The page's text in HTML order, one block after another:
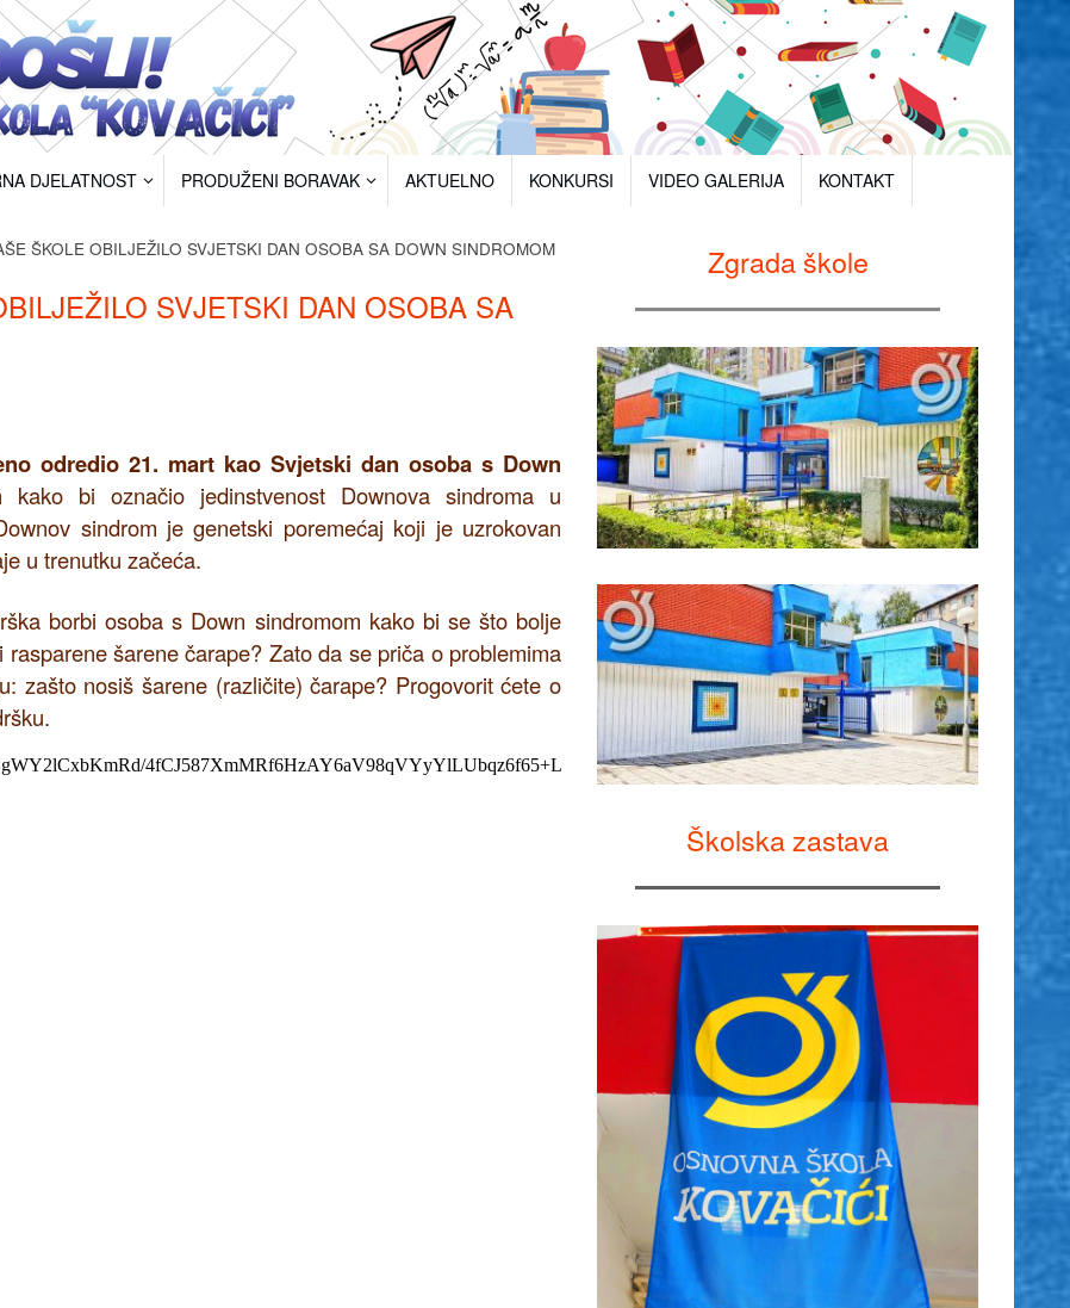
DJELATNOST PRODUŽENI BORAVAK AKTUELNO KONKURSI VIDEO GALERIJA KONTAKT
ŠKOLE OBILJEŽILO SVJETSKI DAN OSOBA SA DOWN SINDROMOM
SVJETSKI DAN OSOBA SA
odredio 21. mart kao Svjetski dan osoba s Down
kako bi označio jedinstvenost Downova sindroma u
sindrom je genetski poremećaj koji je uzrokovan
u trenutku začeća.
borbi osoba s Down sindromom kako bi se što bolje
šarene čarape? Zato da se priča o problemima
zašto nosiš šarene (različite) čarape? Progovorit ćete o
Zgrada škole
Školska zastava